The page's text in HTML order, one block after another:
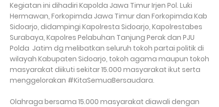
Kegiatan ini dihadiri Kapolda Jawa Timur Irjen Pol. Luki
Hermawan, Forkopimda Jawa Timur dan Forkopimda Kab
Sidoarjo, didampingi Kapolresta Sidoarjo, Kapolrestabes
Surabaya, Kapolres Pelabuhan Tanjung Perak dan PJU
Polda Jatim dg melibatkan seluruh tokoh partai politik di
wilayah Kabupaten Sidoarjo, tokoh agama maupun tokoh
masyarakat diikuti sekitar 15.000 masyarakat ikut serta
menggelorakan #KitaSemuaBersaudara.
Olahraga bersama 15.000 masyarakat diawali dengan